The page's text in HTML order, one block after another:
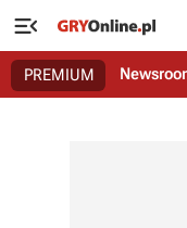

PREMIUM